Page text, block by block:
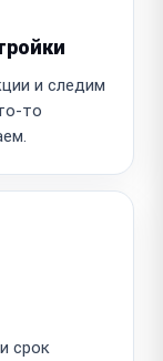
и следим
то
срок